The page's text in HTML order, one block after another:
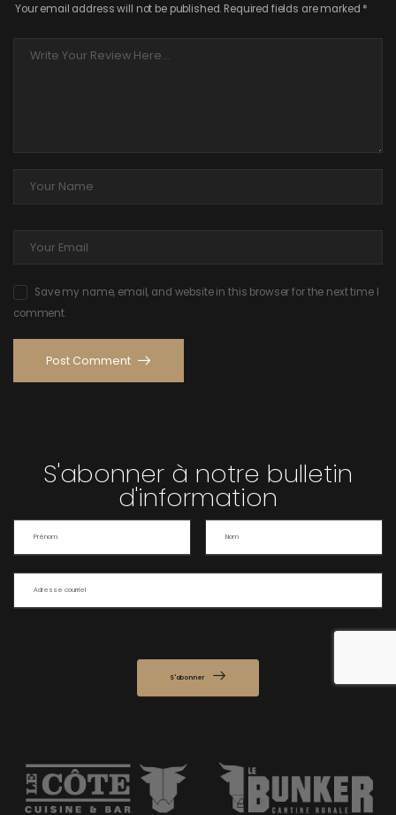
Your email address will not be published. Required fields are marked *
Save my name, email, and website in this browser for the next time I
comment.
Post Comment
S'abonner à notre bulletin
d'information
S'abonner